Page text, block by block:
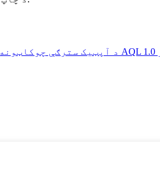
د آپټیک سترګې چوکاټونه